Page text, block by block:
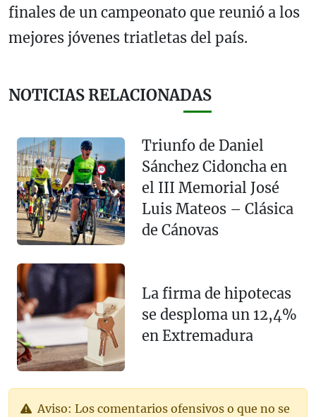
finales de un campeonato que reunió a los
mejores jóvenes triatletas del país.
NOTICIAS RELACIONADAS
Triunfo de Daniel
Sánchez Cidoncha en
el III Memorial José
Luis Mateos – Clásica
de Cánovas
La firma de hipotecas
se desploma un 12,4%
en Extremadura
Aviso: Los comentarios ofensivos o que no se